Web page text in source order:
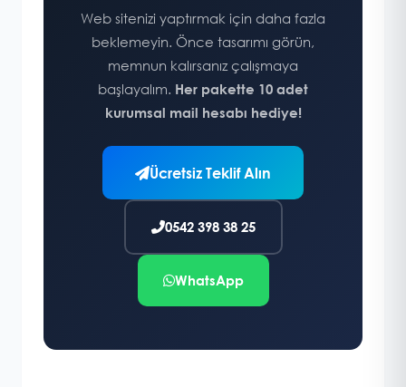
Web sitenizi yaptırmak için daha fazla
beklemeyin. Önce tasarımı görün,
memnun kalırsanız çalışmaya
başlayalım. Her pakette 10 adet
kurumsal mail hesabı hediye!
Ücretsiz Teklif Alın
0542 398 38 25
WhatsApp